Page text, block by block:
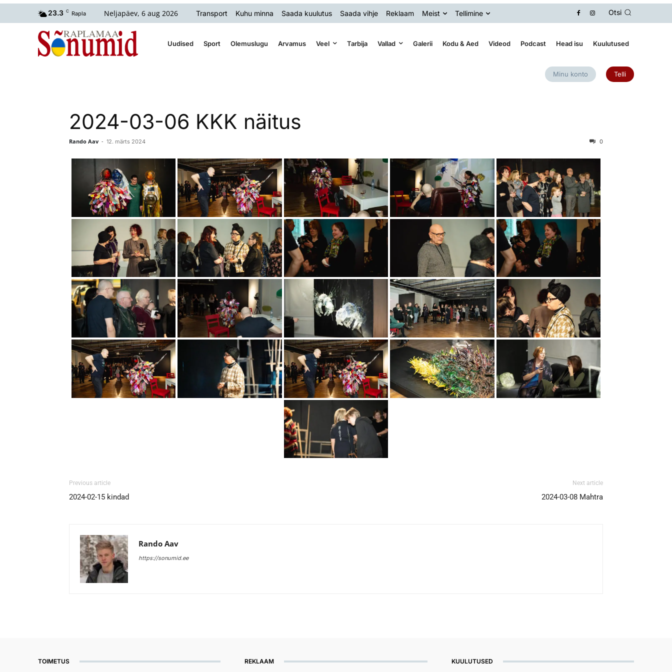
23.3 C Rapla Neljapäev, 6 aug 2026 Transport Kuhu minna Saada kuulutus Saada vihje Reklaam Meist Tellimine Otsi
Uudised Sport Olemuslugu Arvamus Veel Tarbija Vallad Galerii Kodu & Aed Videod Podcast Head isu Kuulutused
Minu konto Telli
2024-03-06 KKK näitus
Rando Aav - 12. märts 2024 0
Previous article
2024-02-15 kindad
Next article
2024-03-08 Mahtra
Rando Aav
https://sonumid.ee
TOIMETUS REKLAAM KUULUTUSED